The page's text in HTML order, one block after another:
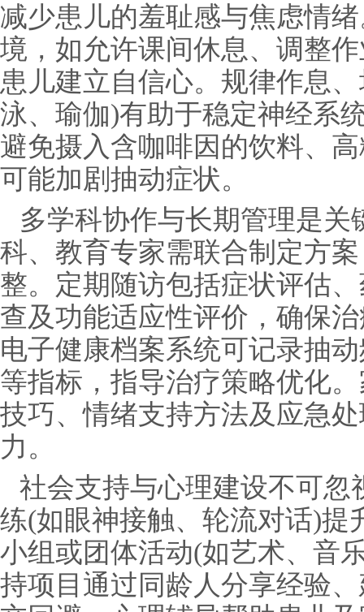
减少患儿的羞耻感与焦虑情
境，如允许课间休息、调整
患儿建立自信心。规律作息
泳、瑜伽)有助于稳定神经系
避免摄入含咖啡因的饮料、
可能加剧抽动症状。
多学科协作与长期管理是
科、教育专家需联合制定方
整。定期随访包括症状评估
查及功能适应性评价，确保
电子健康档案系统可记录抽
等指标，指导治疗策略优化
技巧、情绪支持方法及应急
力。
社会支持与心理建设不可
练(如眼神接触、轮流对话)提
小组或团体活动(如艺术、音
持项目通过同龄人分享经验